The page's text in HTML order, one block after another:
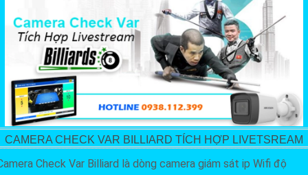
CAMERA CHECK VAR BILLIARD TÍCH HỢP LIVETSREAM
Check Var Billiard là dòng camera giám sát ip Wifi độ